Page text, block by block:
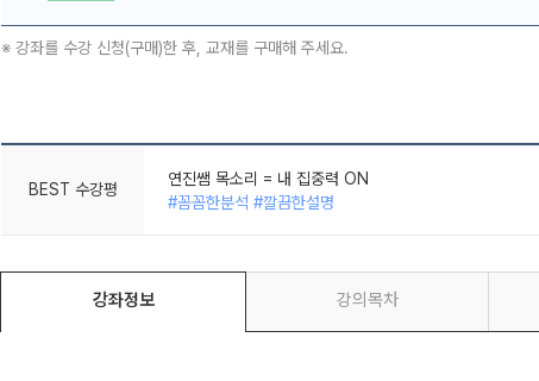
※ 강좌를 수강 신청(구매)한 후, 교재를 구매해 주세요.
BEST 수강평
연진쌤 목소리 = 내 집중력 ON
#꼼꼼한분석 #깔끔한설명
강좌정보 강의목차